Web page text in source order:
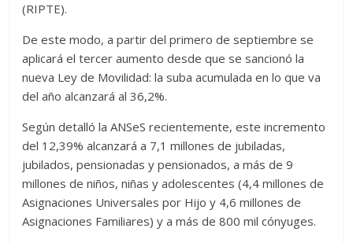
(RIPTE).
De este modo, a partir del primero de septiembre se
aplicará el tercer aumento desde que se sancionó la
nueva Ley de Movilidad: la suba acumulada en lo que va
del año alcanzará al 36,2%.
Según detalló la ANSeS recientemente, este incremento
del 12,39% alcanzará a 7,1 millones de jubiladas,
jubilados, pensionadas y pensionados, a más de 9
millones de niños, niñas y adolescentes (4,4 millones de
Asignaciones Universales por Hijo y 4,6 millones de
Asignaciones Familiares) y a más de 800 mil cónyuges.